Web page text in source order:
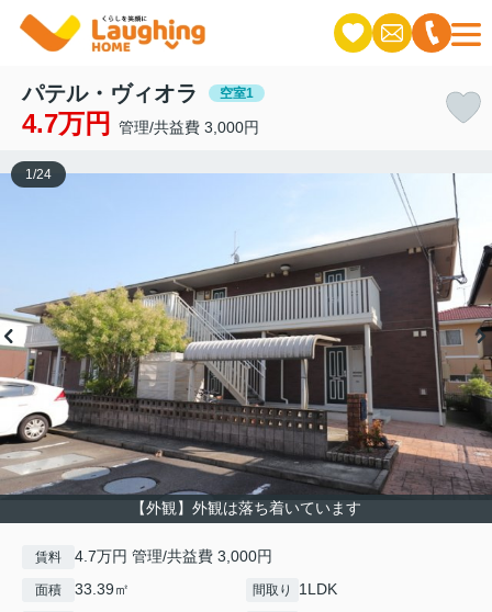
パテル・ヴィオラ 空室1
4.7万円 管理/共益費 3,000円
【外観】外観は落ち着いています
1 /24
賃料 4.7万円 管理/共益費 3,000円
面積 33.39㎡ 間取り 1LDK